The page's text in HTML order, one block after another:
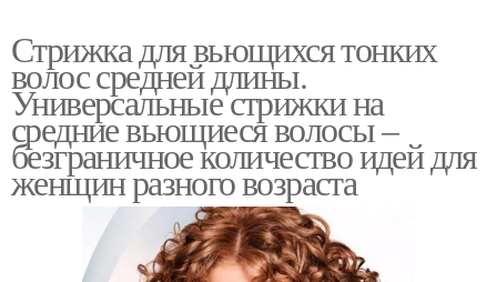
Стрижка для вьющихся тонких
волос средней длины.
Универсальные стрижки на
средние вьющиеся волосы –
безграничное количество идей для
женщин разного возраста